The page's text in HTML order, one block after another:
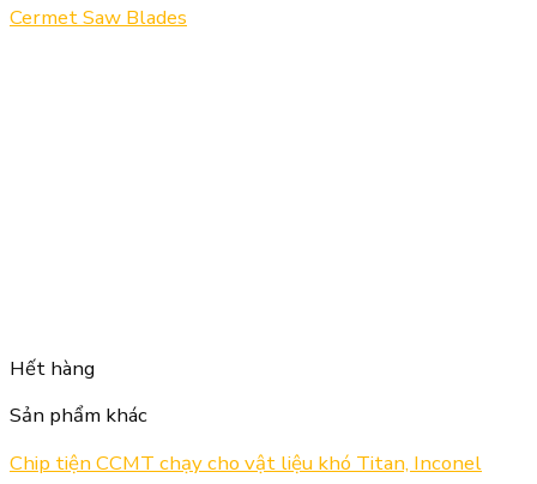
Cermet Saw Blades
Hết hàng
Sản phẩm khác
Chip tiện CCMT chạy cho vật liệu khó Titan, Inconel